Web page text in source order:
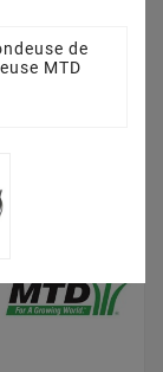
de
MTD